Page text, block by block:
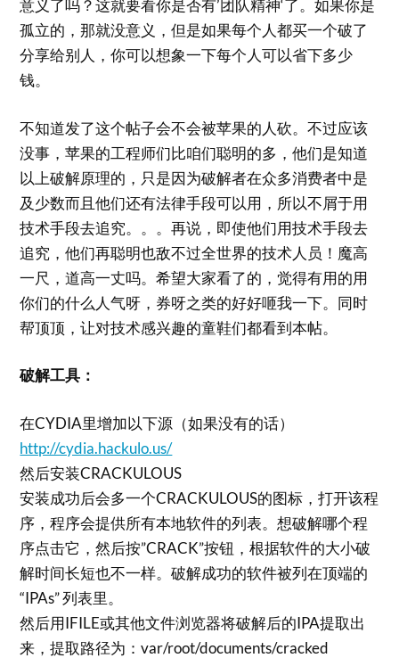
意义了吗？这就要看你是否有’团队精神‘了。如果你是
孤立的，那就没意义，但是如果每个人都买一个破了
分享给别人，你可以想象一下每个人可以省下多少
钱。
不知道发了这个帖子会不会被苹果的人砍。不过应该
没事，苹果的工程师们比咱们聪明的多，他们是知道
以上破解原理的，只是因为破解者在众多消费者中是
及少数而且他们还有法律手段可以用，所以不屑于用
技术手段去追究。。。再说，即使他们用技术手段去
追究，他们再聪明也敌不过全世界的技术人员！魔高
一尺，道高一丈吗。希望大家看了的，觉得有用的用
你们的什么人气呀，券呀之类的好好咂我一下。同时
帮顶顶，让对技术感兴趣的童鞋们都看到本帖。
破解工具：
在CYDIA里增加以下源（如果没有的话）
http://cydia.hackulo.us/
然后安装CRACKULOUS
安装成功后会多一个CRACKULOUS的图标，打开该程
序，程序会提供所有本地软件的列表。想破解哪个程
序点击它，然后按”CRACK”按钮，根据软件的大小破
解时间长短也不一样。破解成功的软件被列在顶端的
“IPAs” 列表里。
然后用IFILE或其他文件浏览器将破解后的IPA提取出
来，提取路径为：var/root/documents/cracked